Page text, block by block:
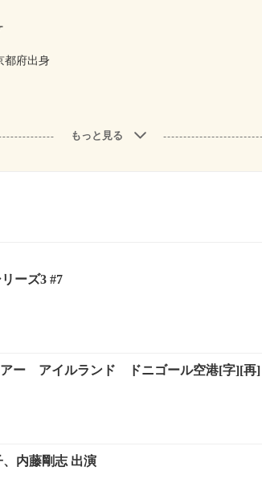
都府出身
もっと見る
ーズ3 #7
アー アイルランド ドニゴール空港[字][再]
内藤剛志 出演